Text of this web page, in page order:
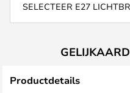
SELECTEER E27
Productdetails